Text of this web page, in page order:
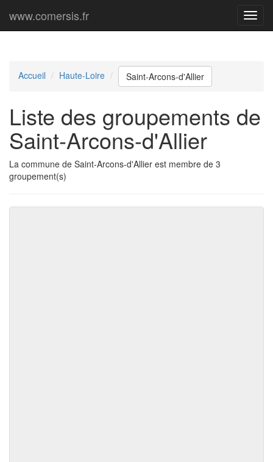
Menu
www.comersis.fr
Accueil Haute-Loire Saint-Arcons-d'Allier
Liste des groupements de
Saint-Arcons-d'Allier
La commune de Saint-Arcons-d'Allier est membre de 3
groupement(s)